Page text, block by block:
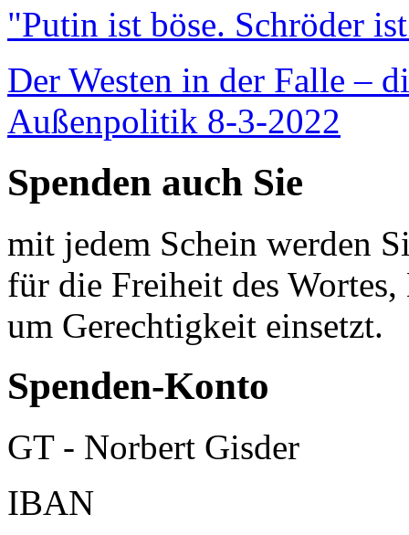
"Putin ist böse. Schröder
Der Westen in der Falle –
Außenpolitik 8-3-2022
Spenden auch Sie
mit jedem Schein werden
für die Freiheit des
um Gerechtigkeit einsetzt.
Spenden-Konto
GT - Norbert Gisder
IBAN